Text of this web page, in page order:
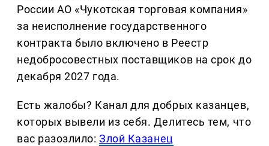
России АО «Чукотская торговая компания»
за неисполнение государственного
контракта было включено в Реестр
недобросовестных поставщиков на срок до
декабря 2027 года.
Есть жалобы? Канал для добрых казанцев,
которых вывели из себя. Делитеcь тем, что
вас разозлило:Злой Казанец